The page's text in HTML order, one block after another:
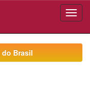
do Brasil